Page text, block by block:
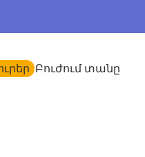
Բուժում տանը